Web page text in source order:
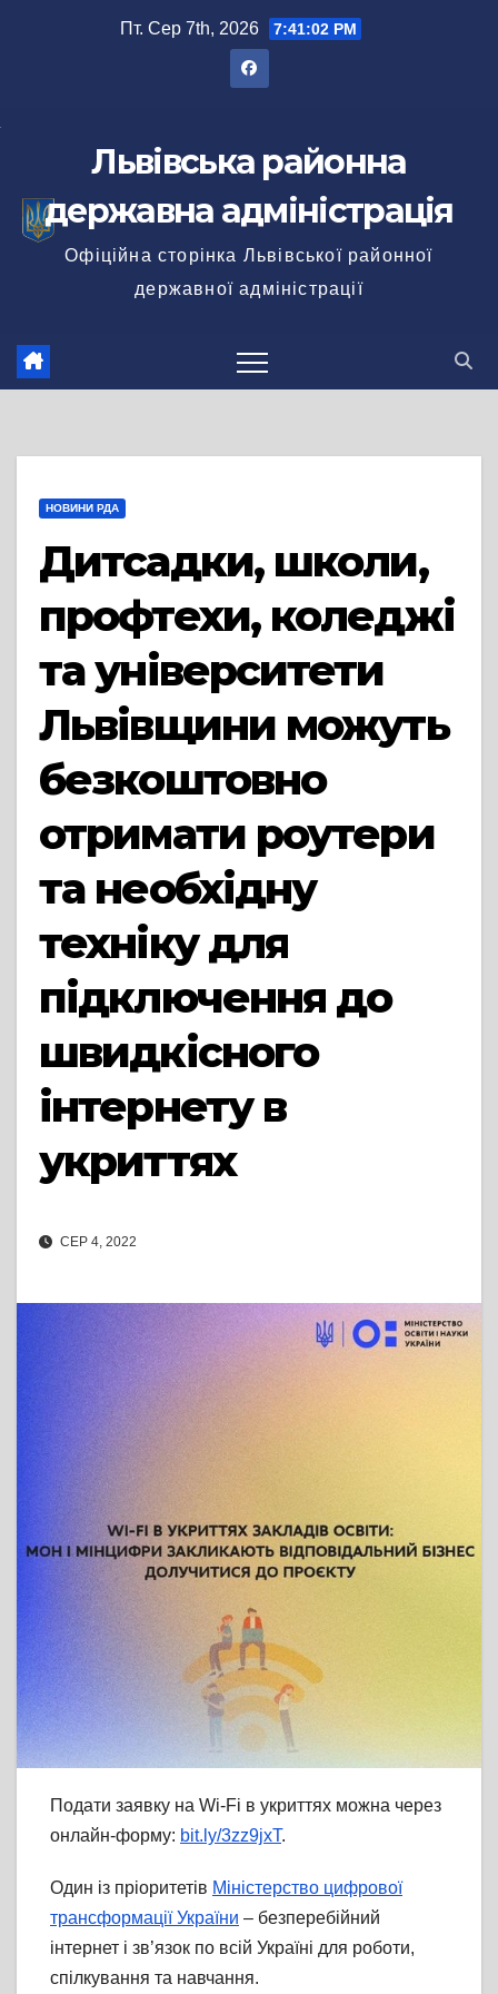
Пт. Сер 7th, 2026 7:41:02 PM
Львівська районна
державна адміністрація
Офіційна сторінка Львівської районної
державної адміністрації
НОВИНИ РДА
Дитсадки, школи,
профтехи, коледжі
та університети
Львівщини можуть
безкоштовно
отримати роутери
та необхідну
техніку для
підключення до
швидкісного
інтернету в
укриттях
СЕР 4, 2022
Подати заявку на Wi-Fi в укриттях можна через
онлайн-форму: bit.ly/3zz9jxT.
Один із пріоритетів Міністерство цифрової
трансформації України – безперебійний
інтернет і зв’язок по всій Україні для роботи,
спілкування та навчання.